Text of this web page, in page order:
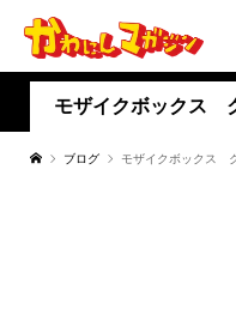
モザイクボックス
ブログ モザイクボックス